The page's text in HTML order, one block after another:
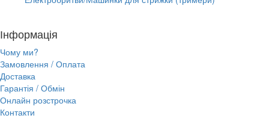
Інформація
Чому ми?
Замовлення / Оплата
Доставка
Гарантія / Обмін
Онлайн розстрочка
Контакти